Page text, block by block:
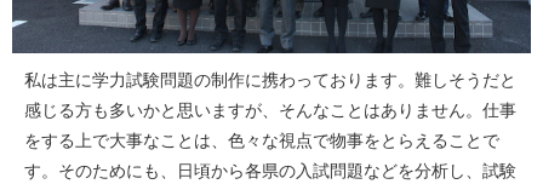
私は主に学力試験問題の制作に携わっております。難しそうだと
感じる方も多いかと思いますが、そんなことはありません。仕事
をする上で大事なことは、色々な視点で物事をとらえることで
す。そのためにも、日頃から各県の入試問題などを分析し、試験